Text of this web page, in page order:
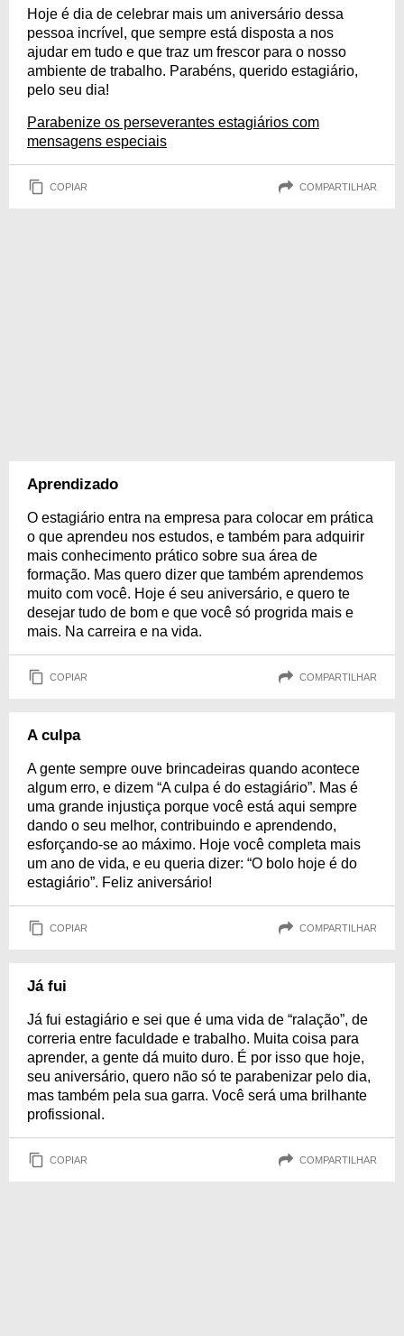
Hoje é dia de celebrar mais um aniversário dessa
pessoa incrível, que sempre está disposta a nos
ajudar em tudo e que traz um frescor para o nosso
ambiente de trabalho. Parabéns, querido estagiário,
pelo seu dia!
Parabenize os perseverantes estagiários com
mensagens especiais
COPIAR COMPARTILHAR
Aprendizado
O estagiário entra na empresa para colocar em prática
o que aprendeu nos estudos, e também para adquirir
mais conhecimento prático sobre sua área de
formação. Mas quero dizer que também aprendemos
muito com você. Hoje é seu aniversário, e quero te
desejar tudo de bom e que você só progrida mais e
mais. Na carreira e na vida.
COPIAR COMPARTILHAR
A culpa
A gente sempre ouve brincadeiras quando acontece
algum erro, e dizem “A culpa é do estagiário”. Mas é
uma grande injustiça porque você está aqui sempre
dando o seu melhor, contribuindo e aprendendo,
esforçando-se ao máximo. Hoje você completa mais
um ano de vida, e eu queria dizer: “O bolo hoje é do
estagiário”. Feliz aniversário!
COPIAR COMPARTILHAR
Já fui
Já fui estagiário e sei que é uma vida de “ralação”, de
correria entre faculdade e trabalho. Muita coisa para
aprender, a gente dá muito duro. É por isso que hoje,
seu aniversário, quero não só te parabenizar pelo dia,
mas também pela sua garra. Você será uma brilhante
profissional.
COPIAR COMPARTILHAR